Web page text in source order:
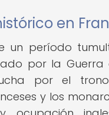
en
un período
por la Guerra
por el
y los